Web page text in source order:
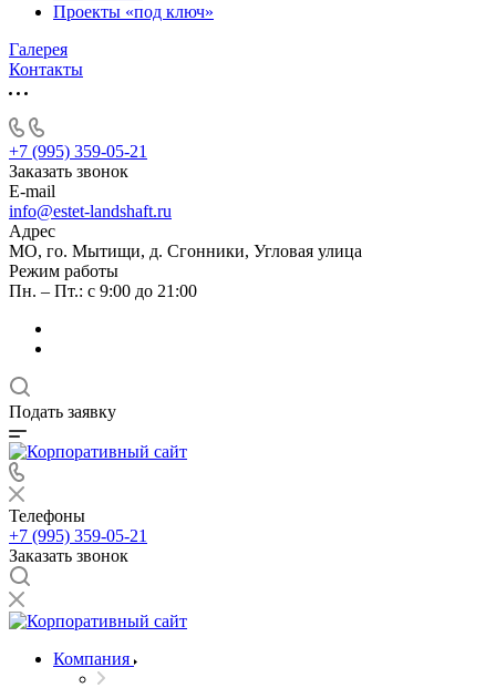
Проекты «под ключ»
Галерея
Контакты
+7 (995) 359-05-21
Заказать звонок
E-mail
info@estet-landshaft.ru
Адрес
МО, го. Мытищи, д. Сгонники, Угловая улица
Режим работы
Пн. – Пт.: с 9:00 до 21:00
Подать заявку
Телефоны
+7 (995) 359-05-21
Заказать звонок
Компания